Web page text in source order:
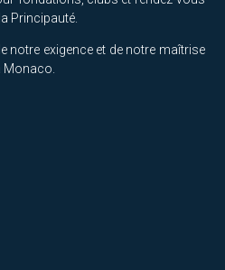
Principauté.
notre exigence et de notre maîtrise
Monaco.